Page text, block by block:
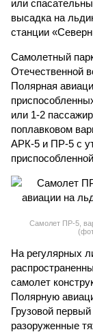
или
высадка на
станции
Самолетный
Отечественной
Полярная
или 1-2
поплавковом
АРК-5 и ПР-5 с
Самолет ПР-5,
На регулярных
самолет
Полярную
Грузовой
разоруженные